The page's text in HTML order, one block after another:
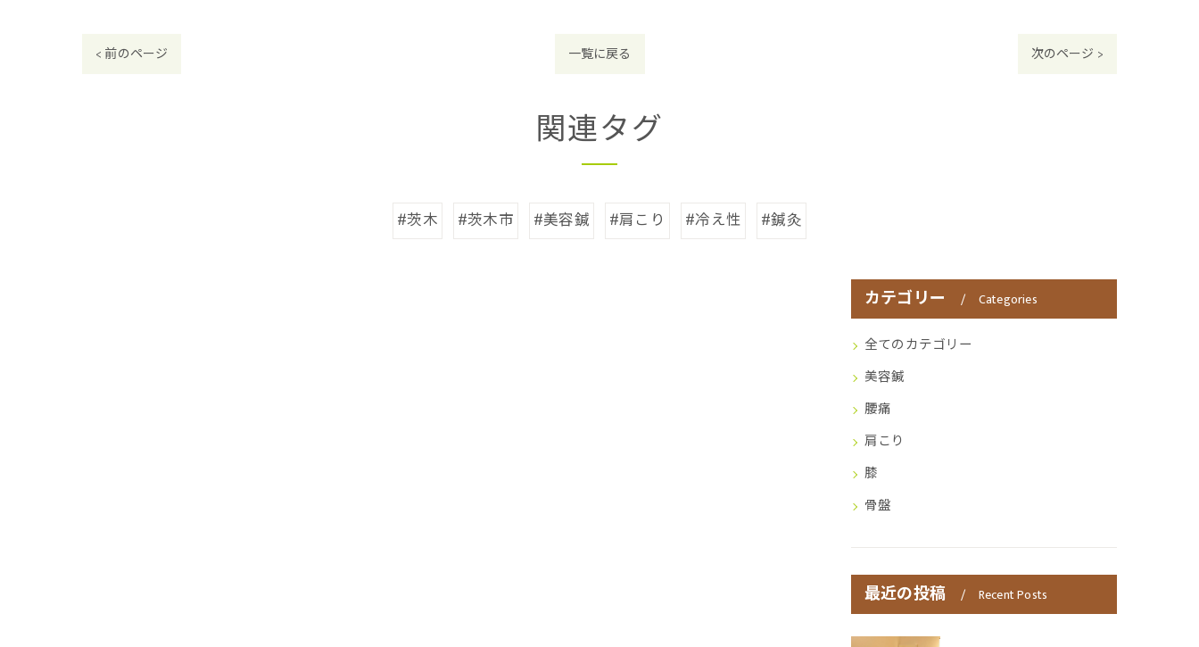
< 前のページ 一覧に戻る 次のページ >
関連タグ
#茨木 #茨木市 #美容鍼 #肩こり #冷え性 #鍼灸
カテゴリー Categories
全てのカテゴリー
美容鍼
腰痛
肩こり
膝
骨盤
最近の投稿 Recent Posts